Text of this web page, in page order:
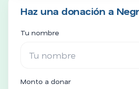
Haz una donación a
Tu nombre
Monto a donar